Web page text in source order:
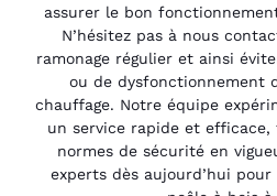
assurer le bon
N’hésitez pas à nous
ramonage régulier et ainsi
ou de dysfonctionnement
chauffage. Notre équipe
un service rapide et
normes de sécurité en
experts dès aujourd’hui